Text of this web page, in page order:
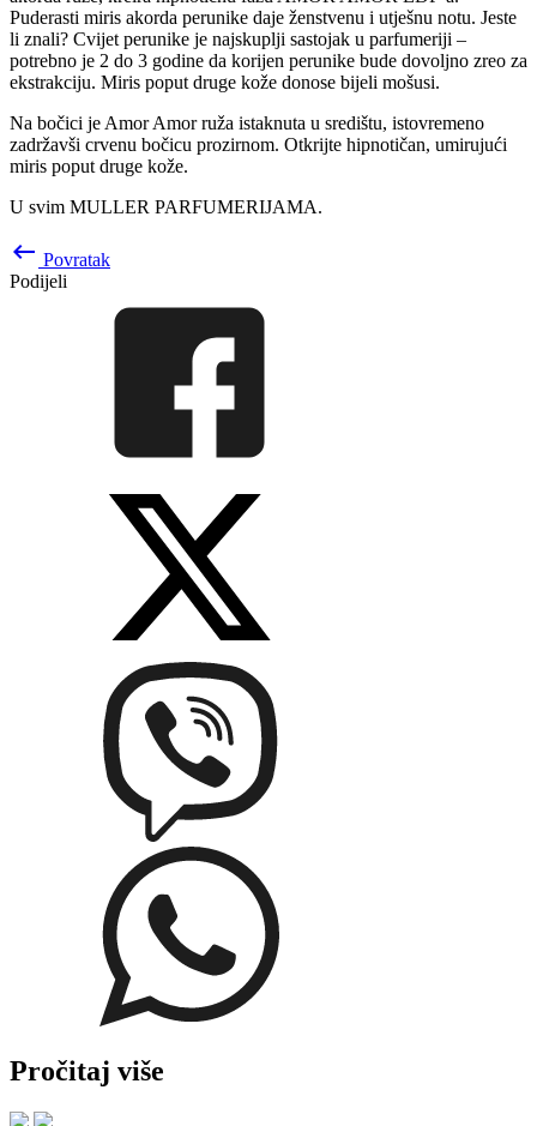
Puderasti miris akorda perunike daje ženstvenu i utješnu notu. Jeste
li znali? Cvijet perunike je najskuplji sastojak u parfumeriji –
potrebno je 2 do 3 godine da korijen perunike bude dovoljno zreo za
ekstrakciju. Miris poput druge kože donose bijeli mošusi.
Na bočici je Amor Amor ruža istaknuta u središtu, istovremeno
zadržavši crvenu bočicu prozirnom. Otkrijte hipnotičan, umirujući
miris poput druge kože.
U svim MULLER PARFUMERIJAMA.
keyboard_backspace Povratak
Podijeli
Pročitaj više